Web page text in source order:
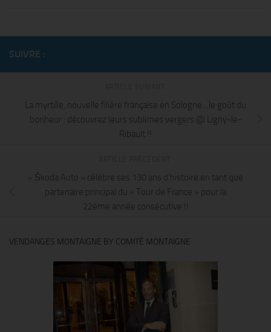
SUIVRE :
La myrtille, nouvelle filière française en Sologne…le goût du
bonheur : découvrez leurs sublimes vergers @ Ligny-le-
Ribault !!
« Škoda Auto » célèbre ses 130 ans d’histoire en tant que
partenaire principal du « Tour de France » pour la
22ème année consécutive !!
VENDANGES MONTAIGNE BY COMITÉ MONTAIGNE